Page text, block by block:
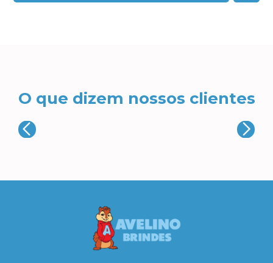
O que dizem nossos clientes